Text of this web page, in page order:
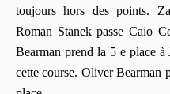
toujours hors des points.
Roman Stanek passe Caio
Bearman prend la 5 e place
cette course. Oliver Bearman